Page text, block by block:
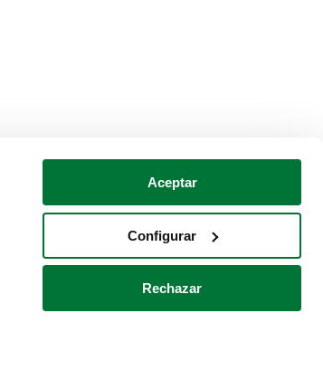
Aceptar
Configurar
Rechazar